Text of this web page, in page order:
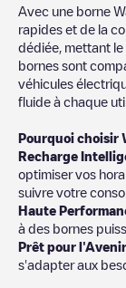
Avec une borne
rapides et de la
dédiée, mettant le
bornes sont
véhicules
fluide à chaque
Pourquoi choisir
Recharge
optimiser vos
suivre votre
Haute
à des bornes
Prêt pour
s'adapter aux